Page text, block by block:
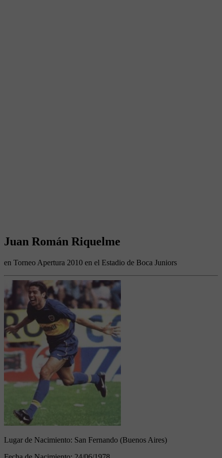
Juan Román Riquelme
en Torneo Apertura 2010 en el Estadio de Boca Juniors
Lugar de Nacimiento: San Fernando (Buenos Aires)